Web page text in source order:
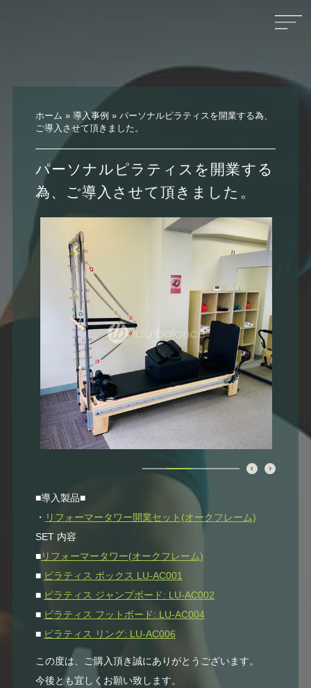
ホーム » 導入事例 » パーソナルピラティスを開業する為、
ご導入させて頂きました。
パーソナルピラティスを開業する
為、ご導入させて頂きました。
■導入製品■
・ リフォーマータワー開業セット(オークフレーム)
SET 内容
■リフォーマータワー(オークフレーム)
■ ピラティス ボックス LU-AC001
■ ピラティス ジャンプボード: LU-AC002
■ ピラティス フットボード: LU-AC004
■ ピラティス リング: LU-AC006
この度は、ご購入頂き誠にありがとうございます。
今後とも宜しくお願い致します。